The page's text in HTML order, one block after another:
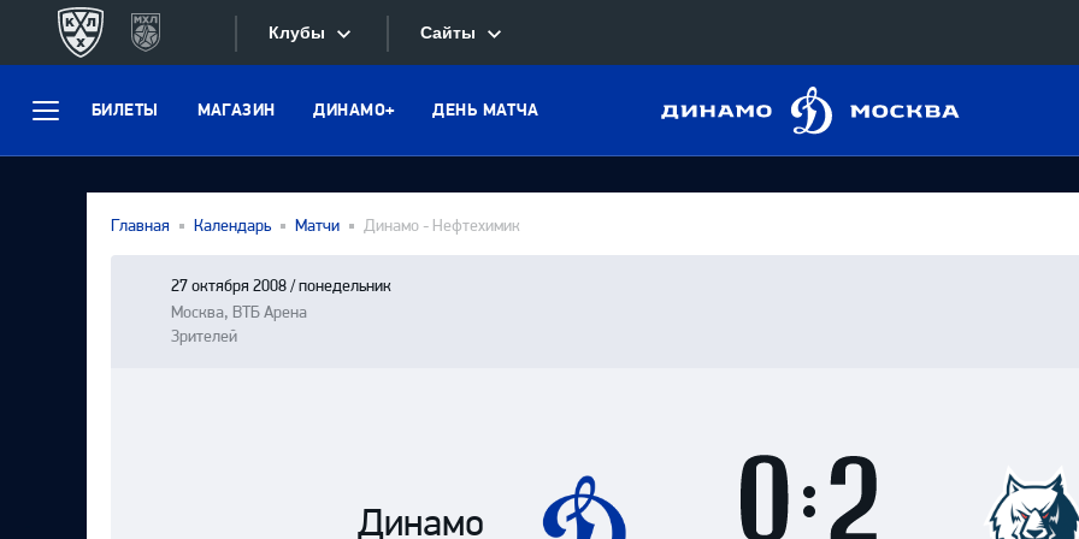
Клубы
Конференция «Запад»
Спартак
Динамо М
Конференция «Восток»
Адмирал
Сайты
Приложение КХЛ
БИЛЕТЫ МАГАЗИН ДИНАМО+ ДЕНЬ МАТЧА
Динамо
Главная Календарь Матчи Динамо - Нефтехимик
27 октября 2008 / понедельник
Москва, ВТБ Арена
Зрителей
матча
2
Динамо